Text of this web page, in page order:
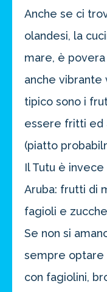
Anche se ci
olandesi, la
mare, è
anche vibrante
tipico sono i
essere fritti ed
(piatto
Il Tutu è
Aruba: frutti di
fagioli e
Se non si
sempre optare
con fagiolini,